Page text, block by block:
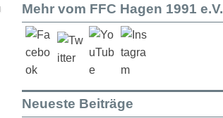
Mehr vom FFC Hagen 1991 e.V.
Neueste Beiträge